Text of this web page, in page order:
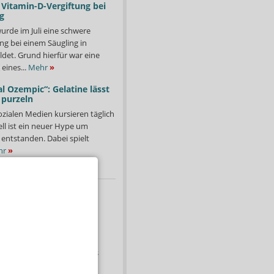
D-Vergiftung bei
im Juli eine schwere
bei einem Säugling in
Grund hierfür war eine
Mehr»
Ozempic“: Gelatine lässt
Medien kursieren täglich
ist ein neuer Hype um
Dabei spielt
»
der
wieder hochgekocht. Das